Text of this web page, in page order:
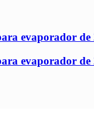
evaporador de
evaporador de